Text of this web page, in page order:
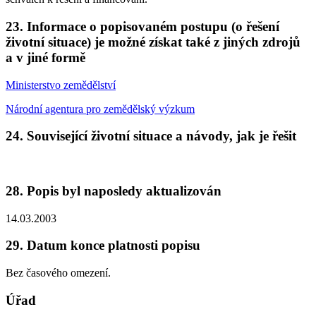
23. Informace o popisovaném postupu (o řešení
životní situace) je možné získat také z jiných zdrojů
a v jiné formě
Ministerstvo zemědělství
Národní agentura pro zemědělský výzkum
24. Související životní situace a návody, jak je řešit
28. Popis byl naposledy aktualizován
14.03.2003
29. Datum konce platnosti popisu
Bez časového omezení.
Úřad